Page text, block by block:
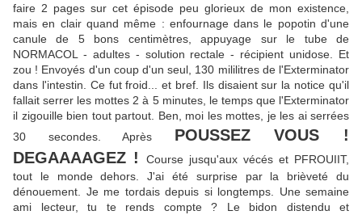
faire 2 pages sur cet épisode peu glorieux de mon existence,
mais en clair quand même : enfournage dans le popotin d'une
canule de 5 bons centimètres, appuyage sur le tube de
NORMACOL - adultes - solution rectale - récipient unidose. Et
zou ! Envoyés d'un coup d'un seul, 130 mililitres de l'Exterminator
dans l'intestin. Ce fut froid... et bref. Ils disaient sur la notice qu'il
fallait serrer les mottes 2 à 5 minutes, le temps que l'Exterminator
il zigouille bien tout partout. Ben, moi les mottes, je les ai serrées
30 secondes. Après POUSSEZ VOUS !
DEGAAAAGEZ !
Course jusqu'aux vécés et PFROUIIT,
tout le monde dehors. J'ai été surprise par la brièveté du
dénouement. Je me tordais depuis si longtemps. Une semaine
ami lecteur, tu te rends compte ? Le bidon distendu et